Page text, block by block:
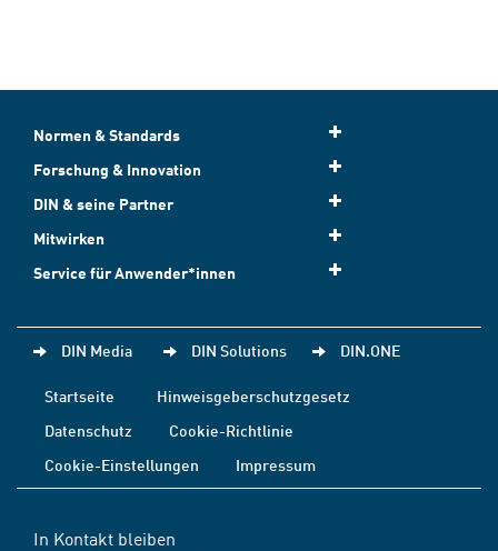
Normen & Standards
Forschung & Innovation
DIN & seine Partner
Mitwirken
Service für Anwender*innen
DIN Media DIN Solutions DIN.ONE
Startseite
Hinweisgeberschutzgesetz
Datenschutz
Cookie-Richtlinie
Cookie-Einstellungen
Impressum
In Kontakt bleiben